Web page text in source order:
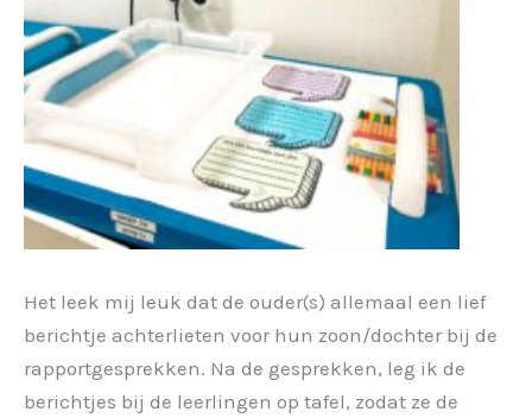
Het leek mij leuk dat de ouder(s) allemaal een lief
berichtje achterlieten voor hun zoon/dochter bij de
rapportgesprekken. Na de gesprekken, leg ik de
berichtjes bij de leerlingen op tafel, zodat ze de